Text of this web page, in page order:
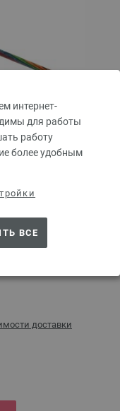
интернет-
для работы
работу
более удобным
ВСЕ
№ 4,0
доставки